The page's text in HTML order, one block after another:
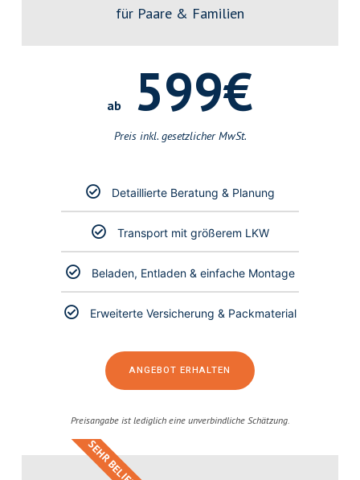
für Paare & Familien
ab 599€
Preis inkl. gesetzlicher MwSt.
Detaillierte Beratung & Planung
Transport mit größerem LKW
Beladen, Entladen & einfache Montage
Erweiterte Versicherung & Packmaterial
ANGEBOT ERHALTEN
Preisangabe ist lediglich eine unverbindliche Schätzung.
SEHR BELIEBT